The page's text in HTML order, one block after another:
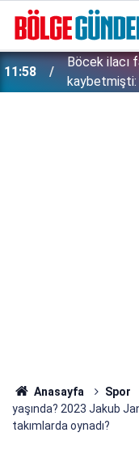
11:42
Gürlek
Anasayfa Spor
yaşında? 2023 Jakub
takımlarda oynadı?